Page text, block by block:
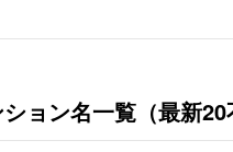
ョン名一覧（最新